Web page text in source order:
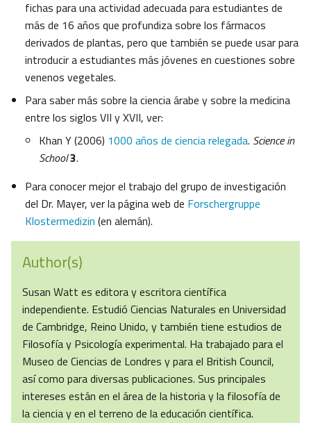
fichas para una actividad adecuada para estudiantes de
más de 16 años que profundiza sobre los fármacos
derivados de plantas, pero que también se puede usar para
introducir a estudiantes más jóvenes en cuestiones sobre
venenos vegetales.
Para saber más sobre la ciencia árabe y sobre la medicina
entre los siglos VII y XVII, ver:
Khan Y (2006) 1000 años de ciencia relegada. Science in
School3.
Para conocer mejor el trabajo del grupo de investigación
del Dr. Mayer, ver la página web de Forschergruppe
Klostermedizin (en alemán).
Author(s)
Susan Watt es editora y escritora científica
independiente. Estudió Ciencias Naturales en Universidad
de Cambridge, Reino Unido, y también tiene estudios de
Filosofía y Psicología experimental. Ha trabajado para el
Museo de Ciencias de Londres y para el British Council,
así como para diversas publicaciones. Sus principales
intereses están en el área de la historia y la filosofía de
la ciencia y en el terreno de la educación científica.